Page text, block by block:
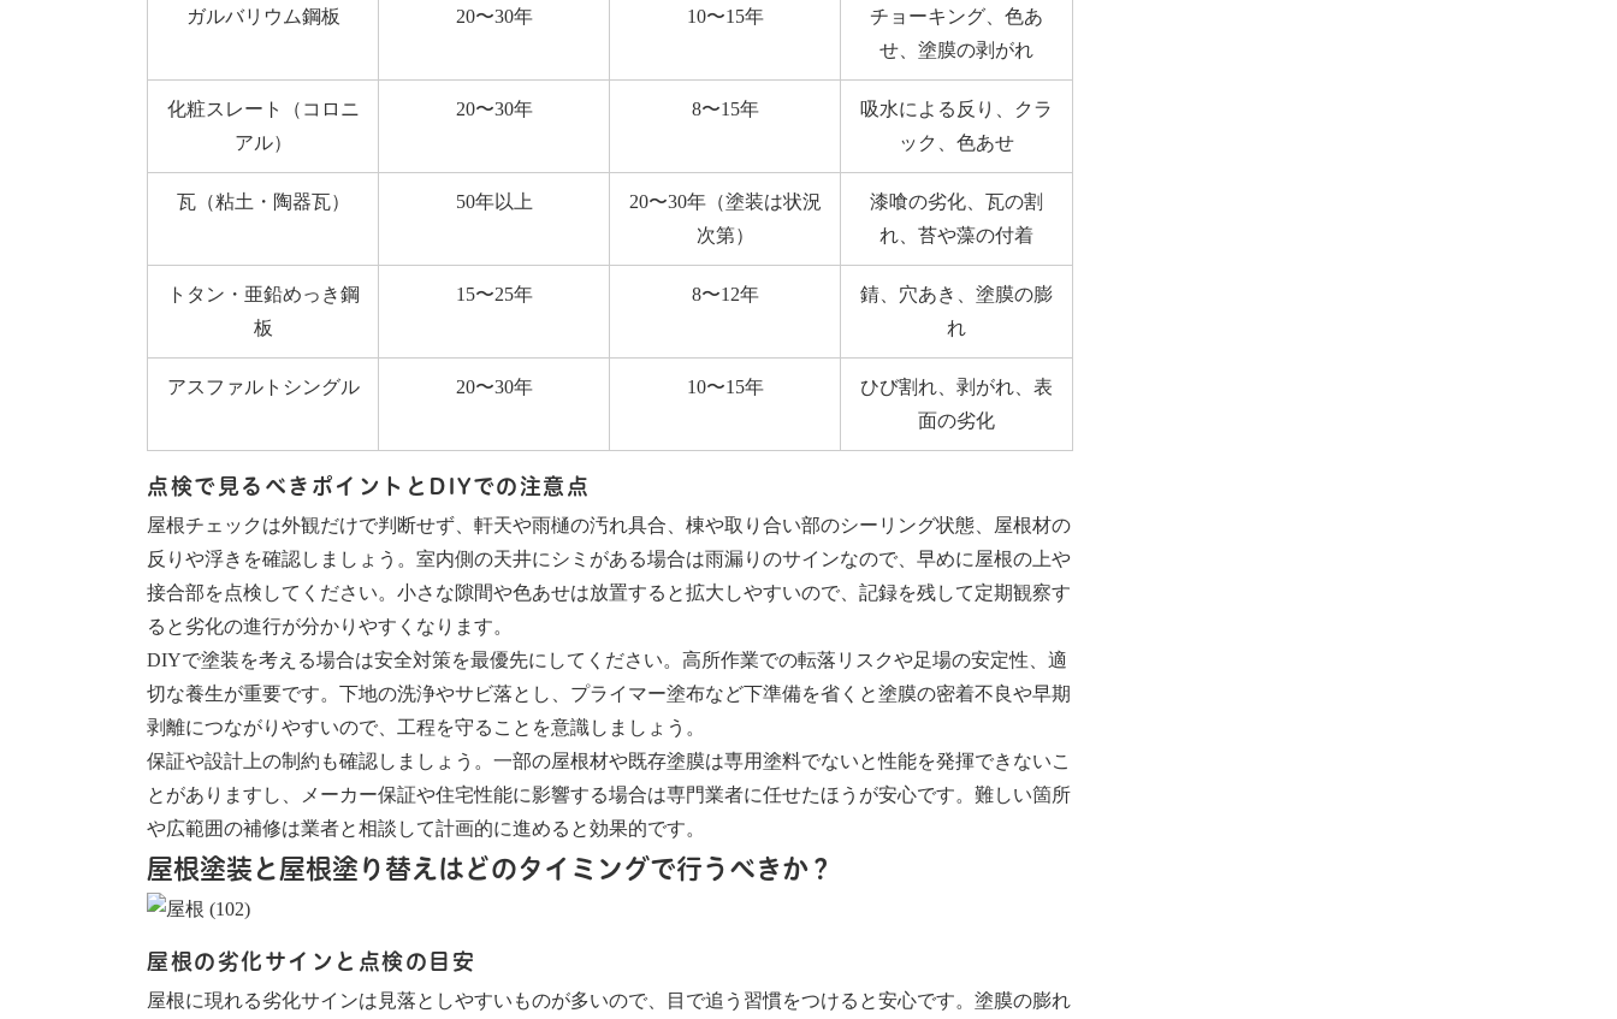
ガルバリウム鋼板 20〜30年 10〜15年
チョーキング、色あ
せ、塗膜の剥がれ
化粧スレート（コロニ
アル）
20〜30年 8〜15年
吸水による反り、クラ
ック、色あせ
瓦（粘土・陶器瓦） 50年以上
20〜30年（塗装は状況
次第）
漆喰の劣化、瓦の割
れ、苔や藻の付着
トタン・亜鉛めっき鋼
板
15〜25年 8〜12年
錆、穴あき、塗膜の膨
れ
アスファルトシングル 20〜30年 10〜15年
ひび割れ、剥がれ、表
面の劣化
点検で見るべきポイントとDIYでの注意点
屋根チェックは外観だけで判断せず、軒天や雨樋の汚れ具合、棟や取り合い部のシーリング状態、屋根材の
反りや浮きを確認しましょう。室内側の天井にシミがある場合は雨漏りのサインなので、早めに屋根の上や
接合部を点検してください。小さな隙間や色あせは放置すると拡大しやすいので、記録を残して定期観察す
ると劣化の進行が分かりやすくなります。
DIYで塗装を考える場合は安全対策を最優先にしてください。高所作業での転落リスクや足場の安定性、適
切な養生が重要です。下地の洗浄やサビ落とし、プライマー塗布など下準備を省くと塗膜の密着不良や早期
剥離につながりやすいので、工程を守ることを意識しましょう。
保証や設計上の制約も確認しましょう。一部の屋根材や既存塗膜は専用塗料でないと性能を発揮できないこ
とがありますし、メーカー保証や住宅性能に影響する場合は専門業者に任せたほうが安心です。難しい箇所
や広範囲の補修は業者と相談して計画的に進めると効果的です。
屋根塗装と屋根塗り替えはどのタイミングで行うべきか？
屋根の劣化サインと点検の目安
屋根に現れる劣化サインは見落としやすいものが多いので、目で追う習慣をつけると安心です。塗膜の膨れ